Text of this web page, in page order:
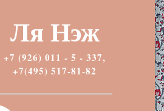
Ля Нэж
+7 (926) 011 - 5 - 337,
+7(495) 517-81-82